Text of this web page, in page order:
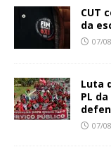
CUT
da
07/
Luta
PL
07/